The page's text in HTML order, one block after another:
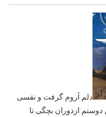
دلم آروم گرفت و نفسی
دوستم ازدوران بچگی تا